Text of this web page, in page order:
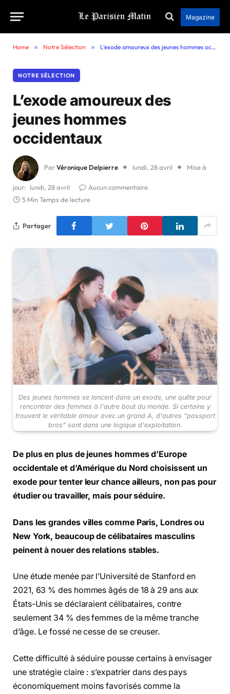
Magazine
Home » Notre Sélection » L’exode amoureux des jeunes hommes occidentaux
NOTRE SÉLECTION
L’exode amoureux des
jeunes hommes
occidentaux
ParVéronique Delpierre lundi, 28 avril Mise à
jour: lundi, 28 avril
Aucun commentaire
5 Min Temps de lecture
Partager
Des jeunes hommes se lancent dans un exode, une quête pour
rencontrer des femmes à l'autre bout du monde. Si certains y
trouvent le véritable amour avec un grand A, d'autres "passport
bros" sont dans une logique d'exploitation.
De plus en plus de jeunes hommes d’Europe
occidentale et d’Amérique du Nord choisissent un
exode pour tenter leur chance ailleurs, non pas pour
étudier ou travailler, mais pour séduire.
Dans les grandes villes comme Paris, Londres ou
New York, beaucoup de célibataires masculins
peinent à nouer des relations stables.
Une étude menée par l’Université de Stanford en
2021, 63 % des hommes âgés de 18 à 29 ans aux
États-Unis se déclaraient célibataires, contre
seulement 34 % des femmes de la même tranche
d’âge. Le fossé ne cesse de se creuser.
Cette difficulté à séduire pousse certains à envisager
une stratégie claire : s’expatrier dans des pays
économiquement moins favorisés comme la